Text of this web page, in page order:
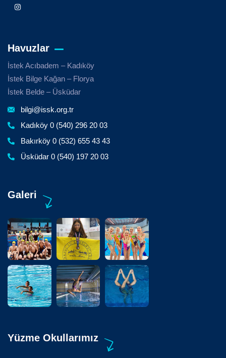
Havuzlar
İstek Acıbadem – Kadıköy
İstek Bilge Kağan – Florya
İstek Belde – Üsküdar
bilgi@issk.org.tr
Kadıköy 0 (540) 296 20 03
Bakırköy 0 (532) 655 43 43
Üsküdar 0 (540) 197 20 03
Galeri
Yüzme Okullarımız